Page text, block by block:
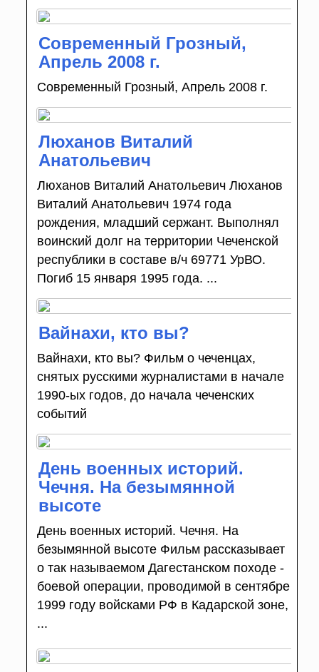
Современный Грозный,
Апрель 2008 г.
Современный Грозный, Апрель 2008 г.
Люханов Виталий
Анатольевич
Люханов Виталий Анатольевич Люханов
Виталий Анатольевич 1974 года
рождения, младший сержант. Выполнял
воинский долг на территории Чеченской
республики в составе в/ч 69771 УрВО.
Погиб 15 января 1995 года. ...
Вайнахи, кто вы?
Вайнахи, кто вы? Фильм о чеченцах,
снятых русскими журналистами в начале
1990-ых годов, до начала чеченских
событий
День военных историй.
Чечня. На безымянной
высоте
День военных историй. Чечня. На
безымянной высоте Фильм рассказывает
о так называемом Дагестанском походе -
боевой операции, проводимой в сентябре
1999 году войсками РФ в Кадарской зоне,
...